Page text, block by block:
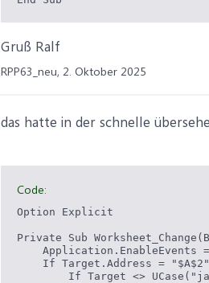
Gruß Ralf
RPP63_neu, 2. Oktober 2025
das hatte in der schnelle
Code:
Option Explicit
Private Sub
Application.EnableEvents
If Target.Address =
If Target <>